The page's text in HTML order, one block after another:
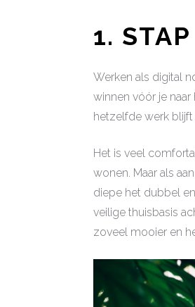
1.
Werken als digital
winnen vóór je
hetzelfde werk
Het is veel
wonen. Maar als
diepe het dubbel
veilige thuisbasis
zoveel mooier en